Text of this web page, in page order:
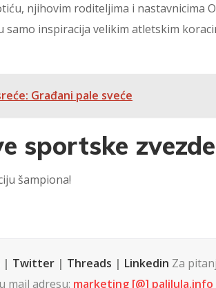
njihovim roditeljima i nastavnicima
samo inspiracija velikim atletskim
Građani pale sveće
sportske
šampiona!
| Twitter| Threads | Linkedin Za
mail adresu: marketing [@] palilula.info